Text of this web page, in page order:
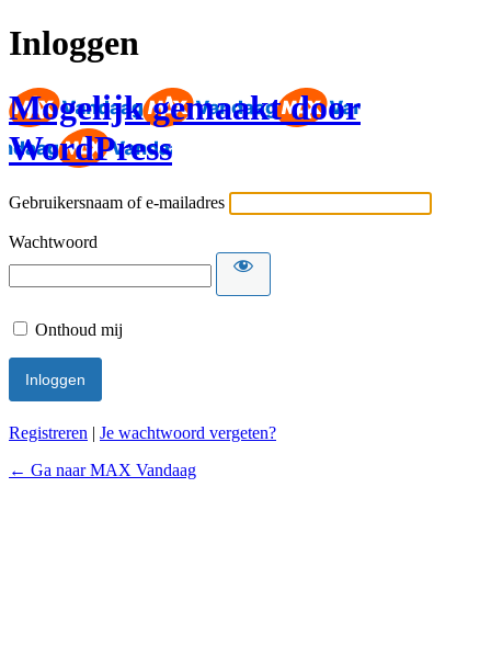
Inloggen
Mogelijk gemaakt door
WordPress
Gebruikersnaam of e-mailadres
Wachtwoord
Onthoud mij
Registreren | Je wachtwoord vergeten?
← Ga naar MAX Vandaag